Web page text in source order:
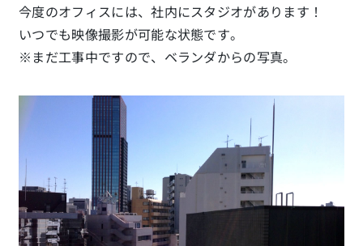
今度のオフィスには、社内にスタジオがあります！
いつでも映像撮影が可能な状態です。
※まだ工事中ですので、ベランダからの写真。